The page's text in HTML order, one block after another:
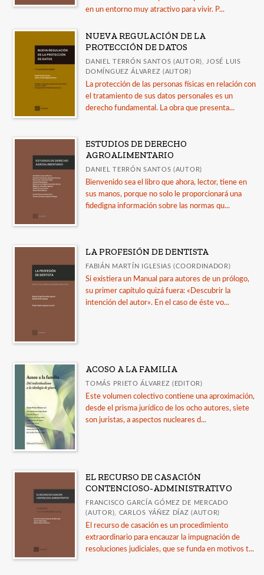
en un entorno muy atractivo para vivir. P...
NUEVA REGULACIÓN DE LA
PROTECCIÓN DE DATOS
DANIEL TERRÓN SANTOS (AUTOR), JOSÉ LUIS
DOMÍNGUEZ ÁLVAREZ (AUTOR)
La protección de las personas físicas en relación con
el tratamiento de sus datos personales es un
derecho fundamental. La obra que presenta...
ESTUDIOS DE DERECHO
AGROALIMENTARIO
DANIEL TERRÓN SANTOS (AUTOR)
Bienvenido sea el libro que ahora, lector, tiene en
sus manos, porque no solo le proporcionará una
fidedigna información sobre las normas qu...
LA PROFESIÓN DE DENTISTA
FABIÁN MARTÍN IGLESIAS (COORDINADOR)
Si existiera un Manual para autores de un prólogo,
su primer capítulo quizá fuera: «Descubrir la
intención del autor». En el caso de éste vo...
ACOSO A LA FAMILIA
TOMÁS PRIETO ÁLVAREZ (EDITOR)
Este volumen colectivo contiene una aproximación,
desde el prisma jurídico de los ocho autores, siete
son juristas, a aspectos nucleares d...
EL RECURSO DE CASACIÓN
CONTENCIOSO-ADMINISTRATIVO
FRANCISCO GARCÍA GÓMEZ DE MERCADO
(AUTOR), CARLOS YÁÑEZ DÍAZ (AUTOR)
El recurso de casación es un procedimiento
extraordinario para encauzar la impugnación de
resoluciones judiciales, que se funda en motivos t...